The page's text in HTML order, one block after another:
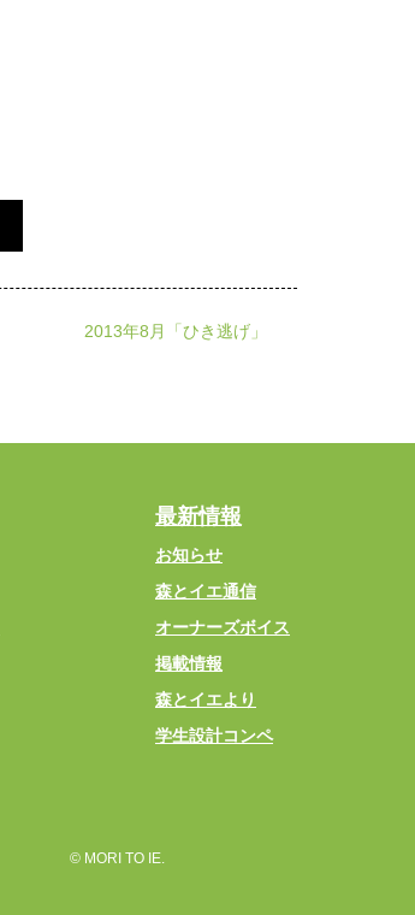
2013年8月「ひき逃げ」
最新情報
お知らせ
森とイエ通信
オーナーズボイス
掲載情報
森とイエより
学生設計コンペ
© MORI TO IE.